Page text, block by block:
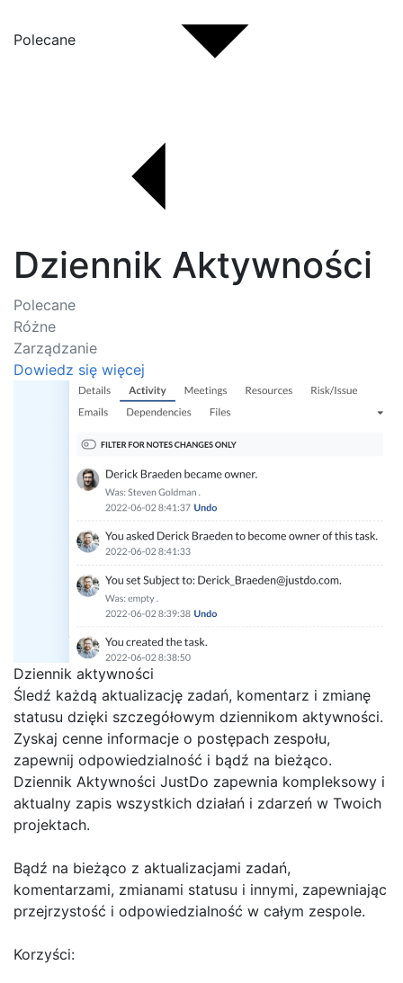
Polecane
Dziennik Aktywności
Polecane
Różne
Zarządzanie
Dowiedz się więcej
Dziennik aktywności
Śledź każdą aktualizację zadań, komentarz i zmianę
statusu dzięki szczegółowym dziennikom aktywności.
Zyskaj cenne informacje o postępach zespołu,
zapewnij odpowiedzialność i bądź na bieżąco.
Dziennik Aktywności JustDo zapewnia kompleksowy i
aktualny zapis wszystkich działań i zdarzeń w Twoich
projektach.
Bądź na bieżąco z aktualizacjami zadań,
komentarzami, zmianami statusu i innymi, zapewniając
przejrzystość i odpowiedzialność w całym zespole.
Korzyści: